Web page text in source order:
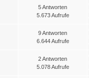
5 Antworten
5.673 Aufrufe
9 Antworten
6.644 Aufrufe
2 Antworten
5.078 Aufrufe